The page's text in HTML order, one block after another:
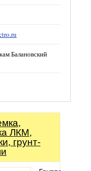
Балановский
ЛКМ,
грунт-